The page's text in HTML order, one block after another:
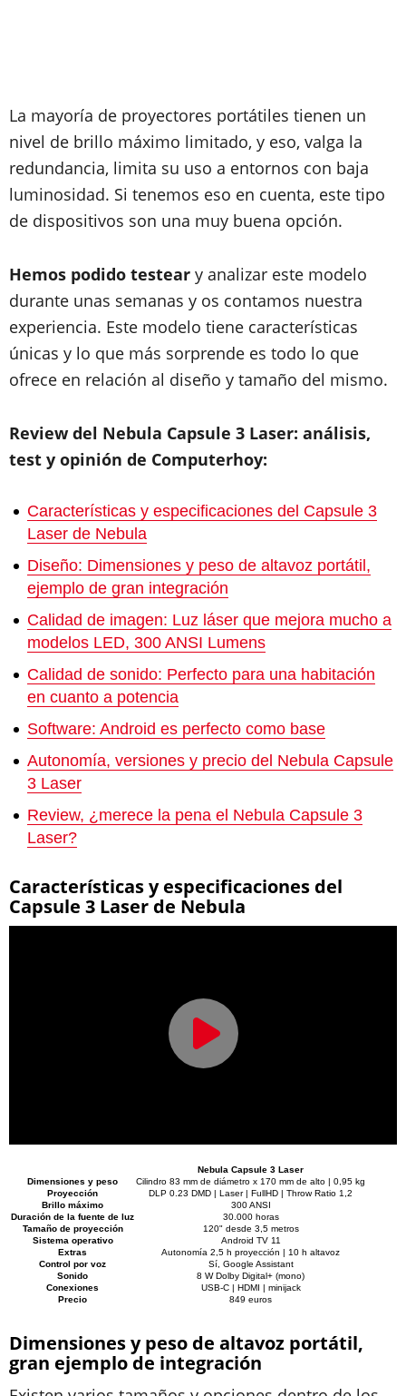
La mayoría de proyectores portátiles tienen un
nivel de brillo máximo limitado, y eso, valga la
redundancia, limita su uso a entornos con baja
luminosidad. Si tenemos eso en cuenta, este tipo
de dispositivos son una muy buena opción.
Hemos podido testear y analizar este modelo
durante unas semanas y os contamos nuestra
experiencia. Este modelo tiene características
únicas y lo que más sorprende es todo lo que
ofrece en relación al diseño y tamaño del mismo.
Review del Nebula Capsule 3 Laser: análisis,
test y opinión de Computerhoy:
Características y especificaciones del Capsule 3
Laser de Nebula
Diseño: Dimensiones y peso de altavoz portátil,
ejemplo de gran integración
Calidad de imagen: Luz láser que mejora mucho a
modelos LED, 300 ANSI Lumens
Calidad de sonido: Perfecto para una habitación
en cuanto a potencia
Software: Android es perfecto como base
Autonomía, versiones y precio del Nebula Capsule
3 Laser
Review, ¿merece la pena el Nebula Capsule 3
Laser?
Características y especificaciones del
Capsule 3 Laser de Nebula
Nebula Capsule 3 Laser
Dimensiones y peso
Cilindro 83 mm de diámetro x 170 mm de alto | 0,95 kg
Proyección
DLP 0.23 DMD | Laser | FullHD | Throw Ratio 1,2
Brillo máximo
300 ANSI
Duración de la fuente de luz
30.000 horas
Tamaño de proyección
120" desde 3,5 metros
Sistema operativo
Android TV 11
Extras
Autonomía 2,5 h proyección | 10 h altavoz
Control por voz
Sí, Google Assistant
Sonido
8 W Dolby Digital+ (mono)
Conexiones
USB-C | HDMI | minijack
Precio
849 euros
Dimensiones y peso de altavoz portátil,
gran ejemplo de integración